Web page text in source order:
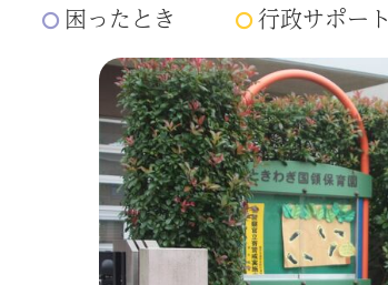
困ったとき 行政サポート